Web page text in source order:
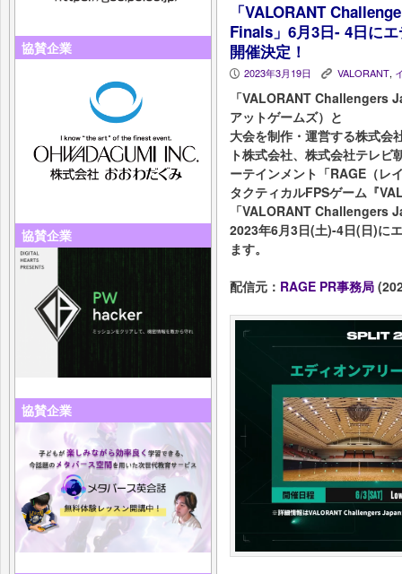
協賛企業
協賛企業
協賛企業
「VALORANT
Finals」6月3日- 4日に
開催決定！
P 2023年3月19日 K VALORANT,
「VALORANT Challengers
アットゲームズ）と
大会を制作・運営する株式会
ト株式会社、株式会社テレ
ーテインメント「RAGE（レ
タクティカルFPSゲーム『
「VALORANT Challengers
2023年6月3日(土)-4日(日)に
ます。
配信元： RAGE PR事務局